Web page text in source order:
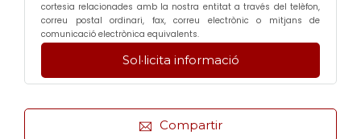
cortesia relacionades amb la nostra entitat a través del telèfon,
correu postal ordinari, fax, correu electrònic o mitjans de
comunicació electrònica equivalents.
Compartir